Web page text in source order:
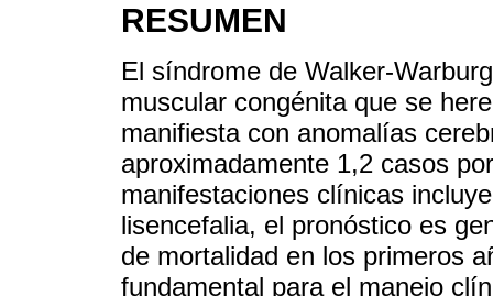
RESUMEN
El síndrome de Walker-
muscular congénita que se
manifiesta con anomalías
aproximadamente 1,2 casos
manifestaciones clínicas
lisencefalia, el pronóstico es
de mortalidad en los primeros
fundamental para el manejo